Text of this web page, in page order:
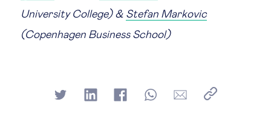
University College) & Stefan Markovic
(Copenhagen Business School)